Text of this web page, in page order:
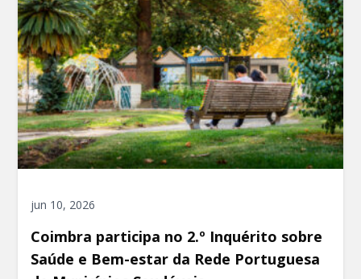
jun 10, 2026
Coimbra participa no 2.º Inquérito sobre
Saúde e Bem-estar da Rede Portuguesa